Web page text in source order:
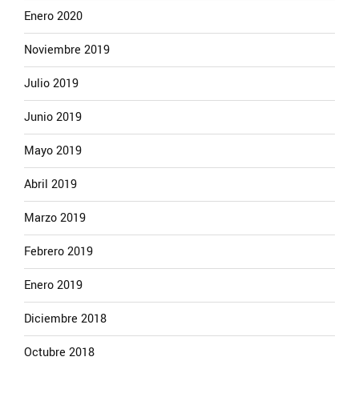
Enero 2020
Noviembre 2019
Julio 2019
Junio 2019
Mayo 2019
Abril 2019
Marzo 2019
Febrero 2019
Enero 2019
Diciembre 2018
Octubre 2018